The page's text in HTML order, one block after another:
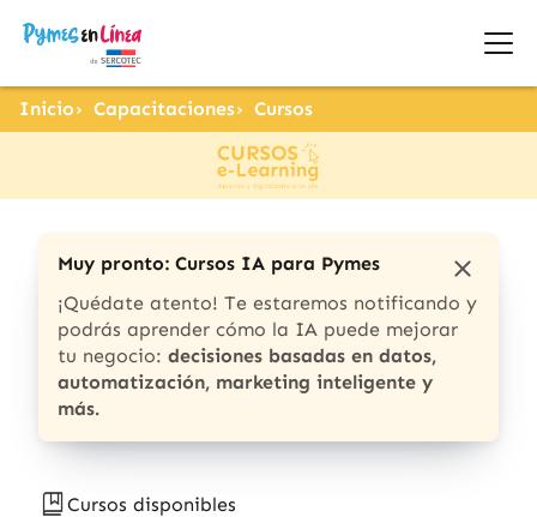
Inicio Capacitaciones Cursos
Muy pronto: Cursos IA para Pymes
¡Quédate atento! Te estaremos notificando y
podrás aprender cómo la IA puede mejorar
tu negocio: decisiones basadas en datos,
automatización, marketing inteligente y
más.
Cursos disponibles